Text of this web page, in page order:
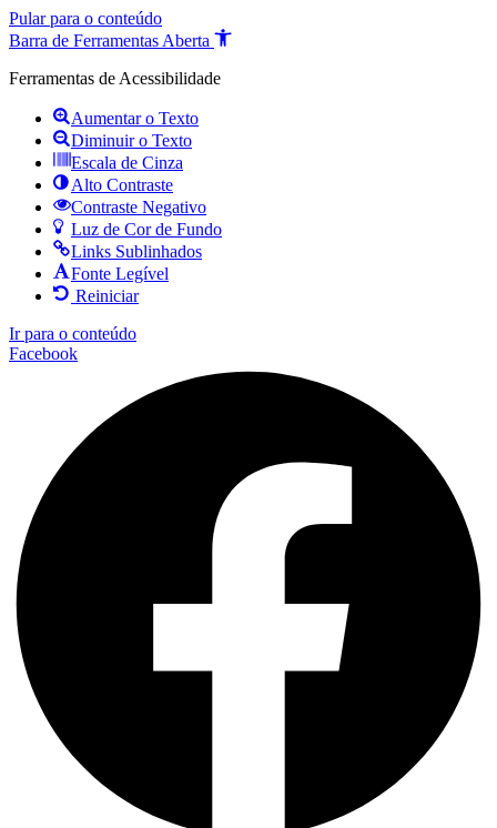
Pular para o conteúdo
Barra de Ferramentas Aberta
Ferramentas de Acessibilidade
Aumentar o Texto
Diminuir o Texto
Escala de Cinza
Alto Contraste
Contraste Negativo
Luz de Cor de Fundo
Links Sublinhados
Fonte Legível
Reiniciar
Ir para o conteúdo
Facebook